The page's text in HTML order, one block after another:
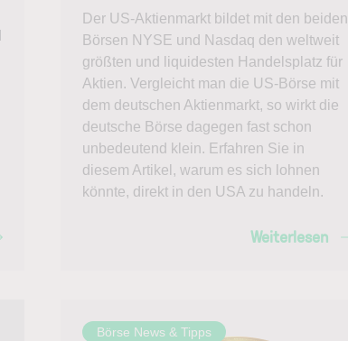
Der US-Aktienmarkt bildet mit den beiden
Börsen NYSE und Nasdaq den weltweit
größten und liquidesten Handelsplatz für
Aktien. Vergleicht man die US-Börse mit
dem deutschen Aktienmarkt, so wirkt die
deutsche Börse dagegen fast schon
unbedeutend klein. Erfahren Sie in
diesem Artikel, warum es sich lohnen
könnte, direkt in den USA zu handeln.
Weiterlesen
Börse News & Tipps